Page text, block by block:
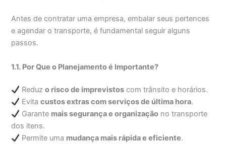
Antes de contratar uma empresa, embalar seus pertences
e agendar o transporte, é fundamental seguir alguns
passos.
1.1. Por Que o Planejamento é Importante?
Reduzo risco de imprevistos com trânsito e horários.
Evitacustos extras com serviços de última hora.
Garante mais segurança e organização no transporte
dos itens.
Permite uma mudança mais rápida e eficiente.